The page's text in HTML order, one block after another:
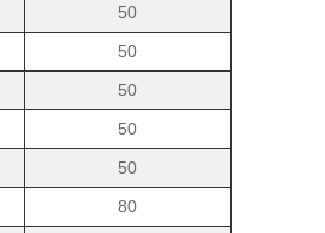
50
50
50
50
50
80